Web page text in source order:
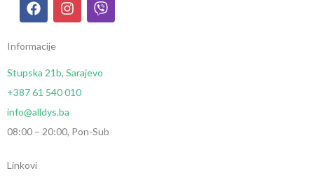
Informacije
Stupska 21b, Sarajevo
+387 61 540 010
info@alldys.ba
08:00 – 20:00, Pon-Sub
Linkovi